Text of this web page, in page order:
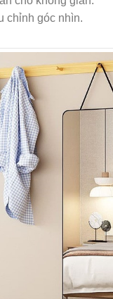
chỉnh góc nhìn.